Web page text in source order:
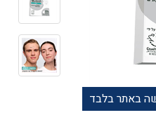
באתר בלבד